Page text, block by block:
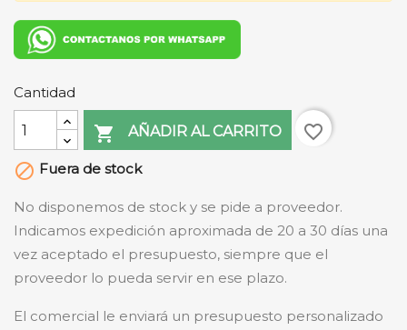
Cantidad
 AÑADIR AL CARRITO
favorite_border
 Fuera de stock
No disponemos de stock y se pide a proveedor.
Indicamos expedición aproximada de 20 a 30 días una
vez aceptado el presupuesto, siempre que el
proveedor lo pueda servir en ese plazo.
El comercial le enviará un presupuesto personalizado